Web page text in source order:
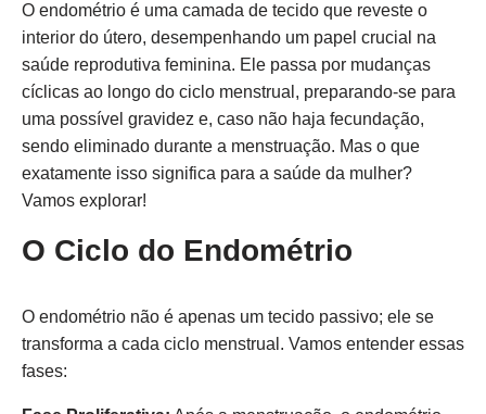
O endométrio é uma camada de tecido que reveste o
interior do útero, desempenhando um papel crucial na
saúde reprodutiva feminina. Ele passa por mudanças
cíclicas ao longo do ciclo menstrual, preparando-se para
uma possível gravidez e, caso não haja fecundação,
sendo eliminado durante a menstruação. Mas o que
exatamente isso significa para a saúde da mulher?
Vamos explorar!
O Ciclo do Endométrio
O endométrio não é apenas um tecido passivo; ele se
transforma a cada ciclo menstrual. Vamos entender essas
fases: